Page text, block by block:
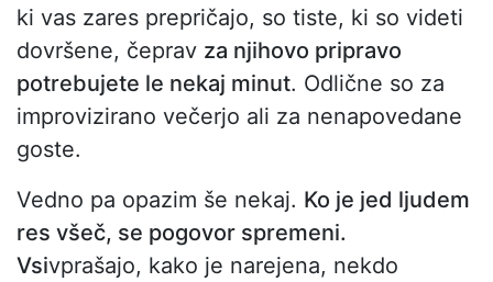
ki vas zares prepričajo, so tiste, ki so videti
dovršene, čeprav za njihovo pripravo
potrebujete le nekaj minut. Odlične so za
improvizirano večerjo ali za nenapovedane
goste.
Vedno pa opazim še nekaj. Ko je jed ljudem
res všeč, se pogovor spremeni.
Vsivprašajo, kako je narejena, nekdo